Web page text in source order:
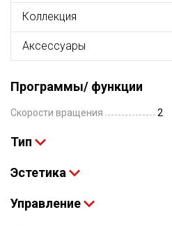
Коллекция
Аксессуары
Программы/ функции
Скорости вращения 2
Тип
Эстетика
Управление